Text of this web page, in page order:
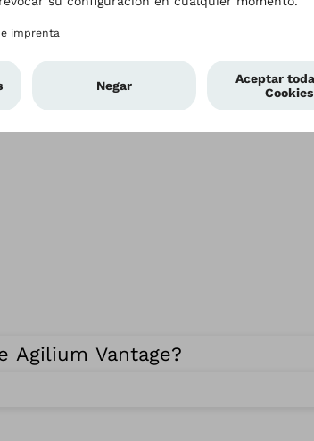
Agilium Vantage?